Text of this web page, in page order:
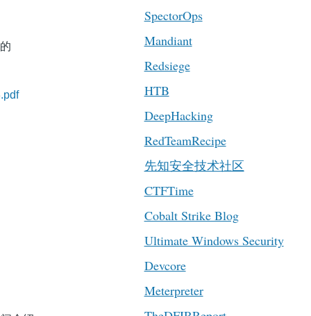
SpectorOps
Mandiant
Redsiege
HTB
DeepHacking
RedTeamRecipe
先知安全技术社区
CTFTime
Cobalt Strike Blog
Ultimate Windows Security
Devcore
Meterpreter